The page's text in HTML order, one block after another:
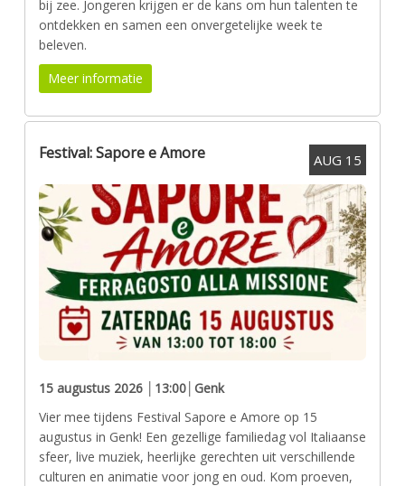
bij zee. Jongeren krijgen er de kans om hun talenten te
ontdekken en samen een onvergetelijke week te
beleven.
Meer informatie
AUG 15
Festival: Sapore e Amore
15 augustus 2026 │13:00│Genk
Vier mee tijdens Festival Sapore e Amore op 15
augustus in Genk! Een gezellige familiedag vol Italiaanse
sfeer, live muziek, heerlijke gerechten uit verschillende
culturen en animatie voor jong en oud. Kom proeven,